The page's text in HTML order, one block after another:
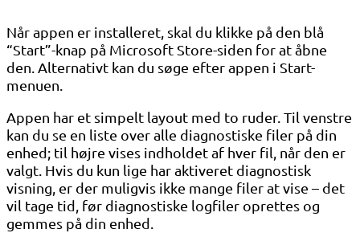
Når appen er installeret, skal du klikke på den blå
“Start”-knap på Microsoft Store-siden for at åbne
den. Alternativt kan du søge efter appen i Start-
menuen.
Appen har et simpelt layout med to ruder. Til venstre
kan du se en liste over alle diagnostiske filer på din
enhed; til højre vises indholdet af hver fil, når den er
valgt. Hvis du kun lige har aktiveret diagnostisk
visning, er der muligvis ikke mange filer at vise – det
vil tage tid, før diagnostiske logfiler oprettes og
gemmes på din enhed.